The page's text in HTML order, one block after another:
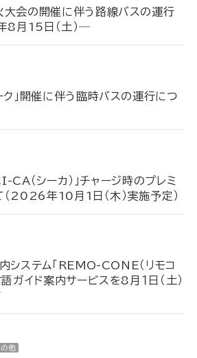
大会の開催に伴う路線バスの運行
月15日（土）―
ク」開催に伴う臨時バスの運行につ
CA（シーカ）」チャージ時のプレミ
2026年10月1日（木）実施予定）
システム「REMO-CONE（リモコ
語ガイド案内サービスを8月１日（土）
の他